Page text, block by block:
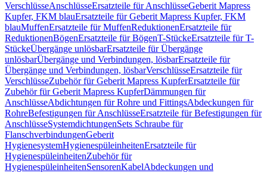
VerschlüsseAnschlüsseErsatzteile für AnschlüsseGeberit Mapress
Kupfer, FKM blauErsatzteile für Geberit Mapress Kupfer, FKM
blauMuffenErsatzteile für MuffenReduktionenErsatzteile für
ReduktionenBögenErsatzteile für BögenT-StückeErsatzteile für T-
StückeÜbergänge unlösbarErsatzteile für Übergänge
unlösbarÜbergänge und Verbindungen, lösbarErsatzteile für
Übergänge und Verbindungen, lösbarVerschlüsseErsatzteile für
VerschlüsseZubehör für Geberit Mapress KupferErsatzteile für
Zubehör für Geberit Mapress KupferDämmungen für
AnschlüsseAbdichtungen für Rohre und FittingsAbdeckungen für
RohreBefestigungen für AnschlüsseErsatzteile für Befestigungen für
AnschlüsseSystemdichtungenSets Schraube für
FlanschverbindungenGeberit
HygienesystemHygienespüleinheitenErsatzteile für
HygienespüleinheitenZubehör für
HygienespüleinheitenSensorenKabelAbdeckungen und